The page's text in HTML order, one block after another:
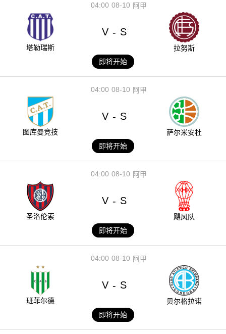
08-10
04:00 阿甲
塔勒瑞斯
V - S
拉努斯
即将开始
08-10
04:00 阿甲
图库曼竞技
V - S
萨尔米安杜
即将开始
08-10
04:00 阿甲
圣洛伦索
V - S
飓风队
即将开始
08-10
04:00 阿甲
班菲尔德
V - S
贝尔格拉诺
即将开始